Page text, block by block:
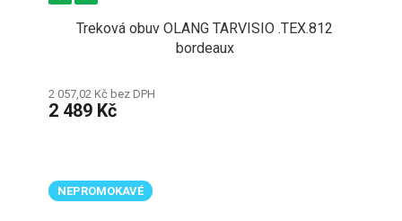
Treková obuv OLANG TARVISIO .TEX.812
bordeaux
2 057,02 Kč bez DPH
2 489 Kč
NEPROMOKAVÉ